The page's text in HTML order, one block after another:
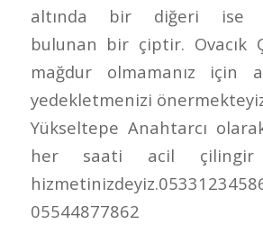
altında bir diğeri ise
bulunan bir çiptir. Ovacık
mağdur olmamanız için
yedekletmenizi
Yükseltepe Anahtarcı
her saati acil
05544877862